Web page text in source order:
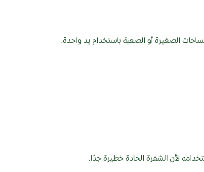
الصغيرة أو الصعبة باستخدام يد واحدة.
لأن الشفرة الحادة خطيرة جدًا.